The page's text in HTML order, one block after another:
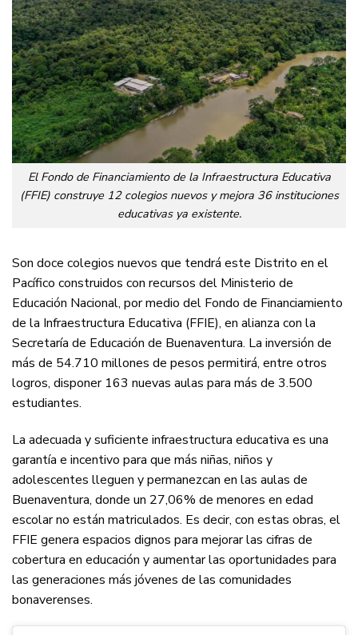
El Fondo de Financiamiento de la Infraestructura Educativa
(FFIE) construye 12 colegios nuevos y mejora 36 instituciones
educativas ya existente.
Son doce colegios nuevos que tendrá este Distrito en el
Pacífico construidos con recursos del Ministerio de
Educación Nacional, por medio del Fondo de Financiamiento
de la Infraestructura Educativa (FFIE), en alianza con la
Secretaría de Educación de Buenaventura. La inversión de
más de 54.710 millones de pesos permitirá, entre otros
logros, disponer 163 nuevas aulas para más de 3.500
estudiantes.
La adecuada y suficiente infraestructura educativa es una
garantía e incentivo para que más niñas, niños y
adolescentes lleguen y permanezcan en las aulas de
Buenaventura, donde un 27,06% de menores en edad
escolar no están matriculados. Es decir, con estas obras, el
FFIE genera espacios dignos para mejorar las cifras de
cobertura en educación y aumentar las oportunidades para
las generaciones más jóvenes de las comunidades
bonaverenses.